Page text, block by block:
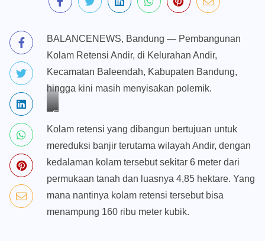
BALANCENEWS, Bandung — Pembangunan
Kolam Retensi Andir, di Kelurahan Andir,
Kecamatan Baleendah, Kabupaten Bandung,
hingga kini masih menyisakan polemik.
Gambar
masuk
kolam
yang
dulunya
perkampungan
Andir
Kolam retensi yang dibangun bertujuan untuk
mereduksi banjir terutama wilayah Andir, dengan
kedalaman kolam tersebut sekitar 6 meter dari
permukaan tanah dan luasnya 4,85 hektare. Yang
mana nantinya kolam retensi tersebut bisa
menampung 160 ribu meter kubik.